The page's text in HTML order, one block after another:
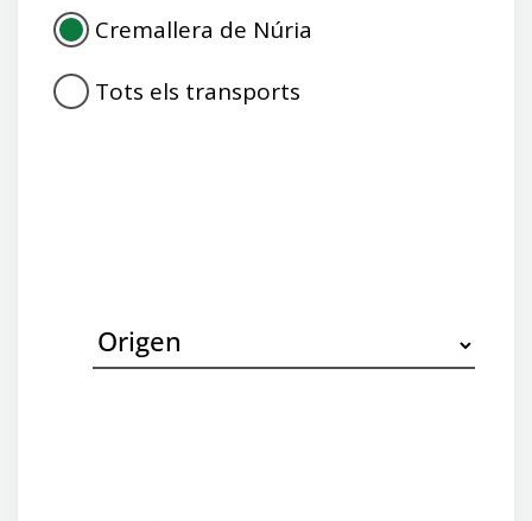
Cremallera de Núria
Tots els transports
Origen